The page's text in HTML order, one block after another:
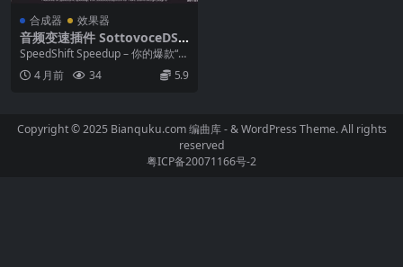
合成器 效果器
音频变速插件 SottovoceDSP
SpeedShift Speedup v2.0.1
WiN
SpeedShift Speedup – 你的爆款“S
ped Up”与“Slow...
4 月前 34 5.9
Copyright © 2025 Bianquku.com编曲库- & WordPress Theme. All rights
reserved
粤ICP备20071166号-2